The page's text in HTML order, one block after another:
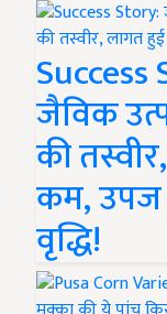
जैविक
की
कम, उपज
वृद्धि!